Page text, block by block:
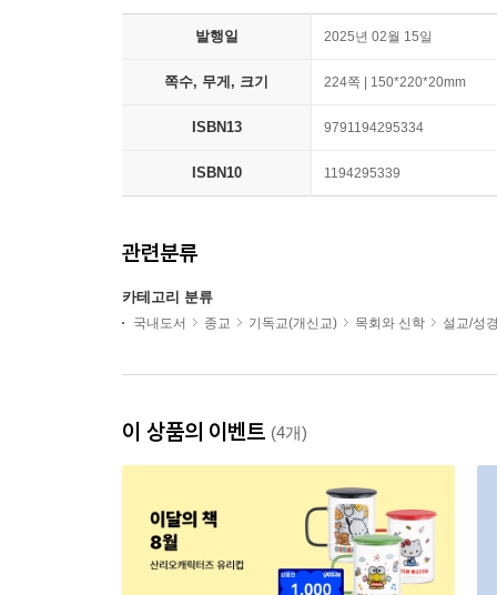
발행일 2025년 02월 15일
쪽수, 무게, 크기 224쪽 | 150*220*20mm
ISBN13 9791194295334
ISBN10 1194295339
관련분류
카테고리 분류
국내도서 종교 기독교(개신교) 목회와 신학 설교/성
이 상품의 이벤트 (4개)